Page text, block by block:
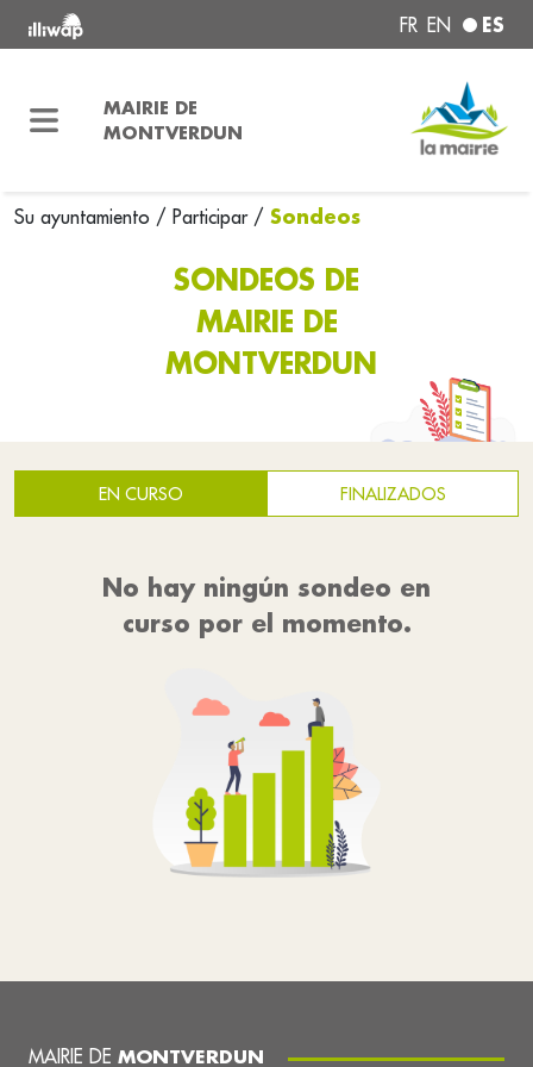
FR EN ES
MAIRIE DE
MONTVERDUN
Su ayuntamiento / Participar/ Sondeos
SONDEOS DE
MAIRIE DE
MONTVERDUN
EN CURSO FINALIZADOS
No hay ningún sondeo en
curso por el momento.
MAIRIE DE MONTVERDUN